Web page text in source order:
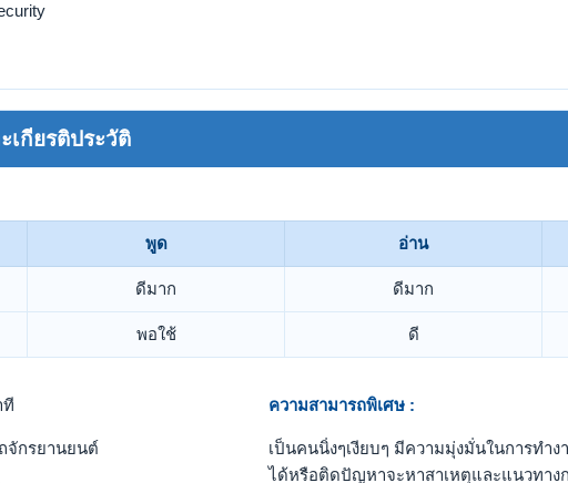
เกียรติประวัติ
พูด อ่าน
ดีมาก ดีมาก
พอใช้ ดี
ที
จักรยานยนต์
ความสามารถพิเศษ :
เป็นคนนิ่งๆเงียบๆ มีความมุ่งมั่นในการทำ
ได้หรือติดปัญหาจะหาสาเหตุและแนวทาง